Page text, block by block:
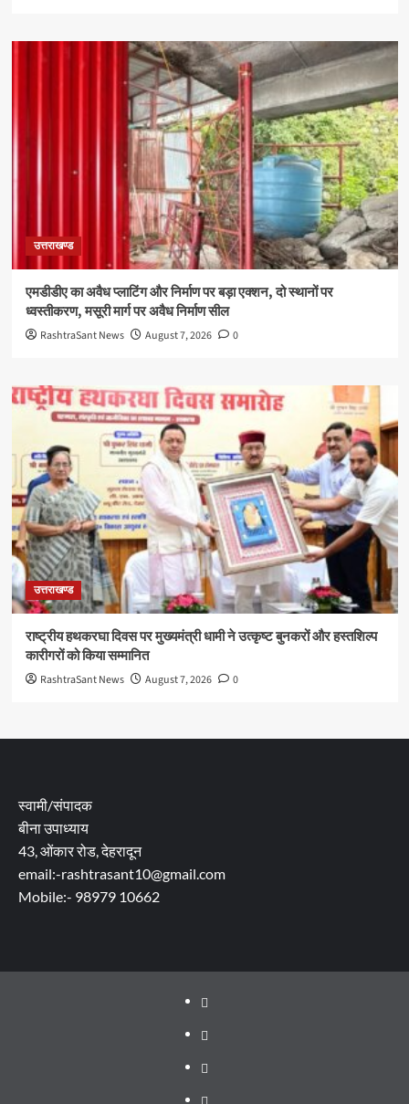
उत्तराखण्ड
एमडीडीए का अवैध प्लाटिंग और निर्माण पर बड़ा एक्शन, दो स्थानों पर
ध्वस्तीकरण, मसूरी मार्ग पर अवैध निर्माण सील
RashtraSant News August 7, 2026 0
उत्तराखण्ड
राष्ट्रीय हथकरघा दिवस पर मुख्यमंत्री धामी ने उत्कृष्ट बुनकरों और हस्तशिल्प
कारीगरों को किया सम्मानित
RashtraSant News August 7, 2026 0
स्वामी/संपादक
बीना उपाध्याय
43, ओंकार रोड, देहरादून
email:-rashtrasant10@gmail.com
Mobile:- 98979 10662
About
WEB
SERIES
TO
Dehradun
Smart
Life